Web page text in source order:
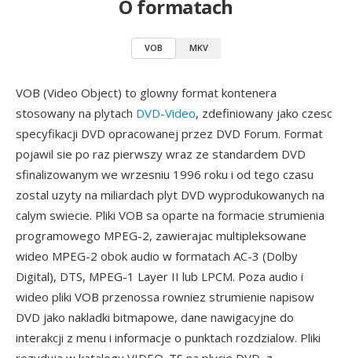
O formatach
VOB MKV
VOB (Video Object) to glowny format kontenera
stosowany na plytach DVD-Video, zdefiniowany jako czesc
specyfikacji DVD opracowanej przez DVD Forum. Format
pojawil sie po raz pierwszy wraz ze standardem DVD
sfinalizowanym we wrzesniu 1996 roku i od tego czasu
zostal uzyty na miliardach plyt DVD wyprodukowanych na
calym swiecie. Pliki VOB sa oparte na formacie strumienia
programowego MPEG-2, zawierajac multipleksowane
wideo MPEG-2 obok audio w formatach AC-3 (Dolby
Digital), DTS, MPEG-1 Layer II lub LPCM. Poza audio i
wideo pliki VOB przenossa rowniez strumienie napisow
DVD jako nakladki bitmapowe, dane nawigacyjne do
interakcji z menu i informacje o punktach rozdzialow. Pliki